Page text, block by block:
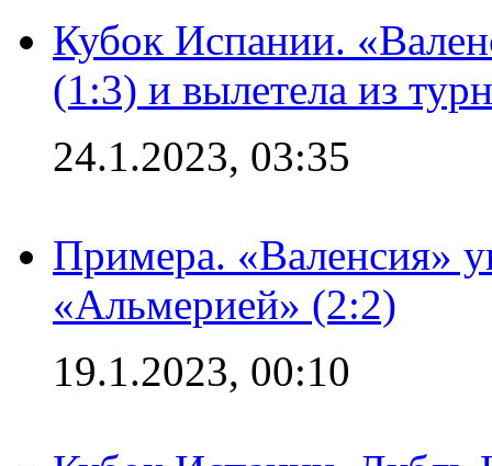
Кубок Испании.
(1:3) и вылетела из
24.1.2023, 03:35
Примера. «Валенсия»
«Альмерией» (2:2)
19.1.2023, 00:10